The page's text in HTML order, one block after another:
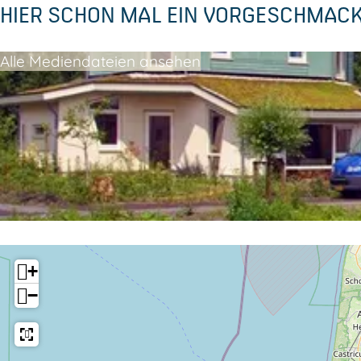
a
s
n
a
n
s
HIER SCHON MAL EIN
Alle Mediendateien ansehen
+
−